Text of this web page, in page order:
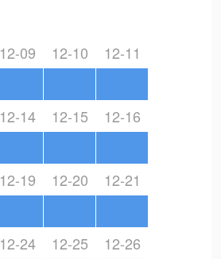
12-09 12-10 12-11
12-14 12-15 12-16
12-19 12-20 12-21
12-24 12-25 12-26